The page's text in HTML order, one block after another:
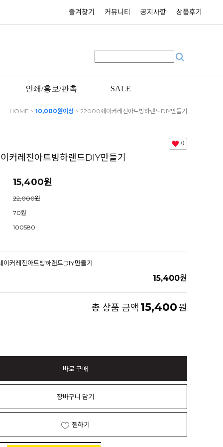
즐겨찾기 커뮤니티 공지사항 상품후기
인쇄/홍보/판촉 SALE
HOME > 10,000원이상 > 22000쉐이커레진아트빙하랜드DIY만들기
0
커레진아트빙하랜드DIY만들기
15,400원
22,000원
70원
100580
커레진아트빙하랜드DIY만들기
15,400원
총 상품 금액 15,400원
바로 구매
장바구니 담기
찜하기